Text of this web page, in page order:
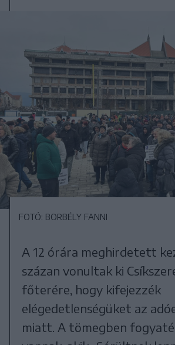
FOTÓ: BORBÉLY FANNI
A 12 órára meghirdetett
százan vonultak ki
főterére, hogy kifejezzék
elégedetlenségüket az
miatt. A tömegben